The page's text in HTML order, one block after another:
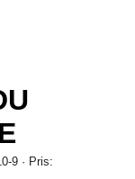
9 · Pris: